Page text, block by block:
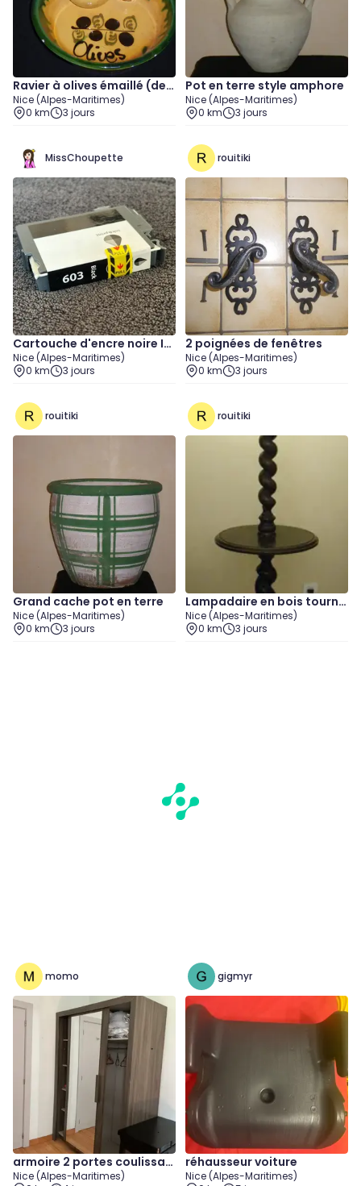
Ravier à olives émaillé (de
Vallauris)
Nice (Alpes-Maritimes)
0 km
3 jours
Pot en terre style amphore
Nice (Alpes-Maritimes)
0 km
3 jours
MissChoupette
Cartouche d'encre noire In
k & Print pour imprimante E
PSON 603 black informatiq
Nice (Alpes-Maritimes)
0 km
3 jours
rouitiki
2 poignées de fenêtres
Nice (Alpes-Maritimes)
0 km
3 jours
rouitiki
Grand cache pot en terre
Nice (Alpes-Maritimes)
0 km
3 jours
rouitiki
Lampadaire en bois tourné
torsadé avec plateau
Nice (Alpes-Maritimes)
0 km
3 jours
momo
armoire 2 portes coulissan
tes avec miroir
Nice (Alpes-Maritimes)
gigmyr
réhausseur voiture
Nice (Alpes-Maritimes)